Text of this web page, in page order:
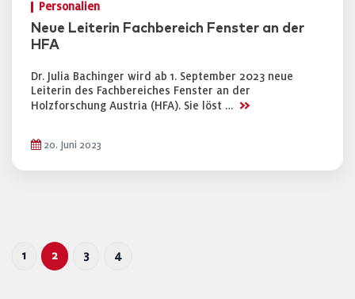
Personalien
Neue Leiterin Fachbereich Fenster an der
HFA
Dr. Julia Bachinger wird ab 1. September 2023 neue
Leiterin des Fachbereiches Fenster an der
Holzforschung Austria (HFA). Sie löst … >>
20. Juni 2023
1 2 3 4